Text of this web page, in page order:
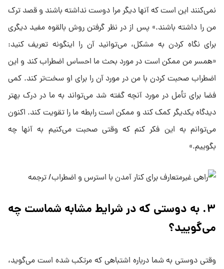
نمی‌کنند این است که آنها دیگر مرا دوست نداشته باشند و قصد ترک
من را داشته باشند.» پس از در نظر گرفتن روش بالقوه مفید دیگری
برای نگاه کردن به مشکل، می‌توانید آن را اینگونه تعریف کنید:
«همسر من ممکن است در مورد بحث ما احساس اضطراب کند و این
اضطراب صحبت کردن با من در مورد آن را برای او سخت‌تر کند. کمی
فضا برای تأمل در مورد آنچه گفته شد می‌تواند به ما در درک بهتر
دیدگاه یکدیگر کمک کند و ممکن است رابطه ما را تقویت کند. اکنون
می‌توانم به این فکر کنم که وقتی صحبت می‌کنیم به آنها چه
بگوییم.»
۳. به دوستی که در شرایط مشابه شماست چه
می‌گویید؟
وقتی دوستی به شما درباره اشتباهی که مرتکب شده است می‌گوید،